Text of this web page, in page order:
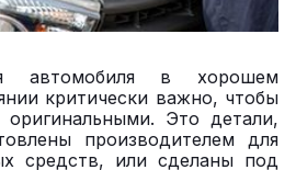
автомобиля в хорошем
критически важно, чтобы
оригинальными. Это детали,
производителем для
средств, или сделаны под